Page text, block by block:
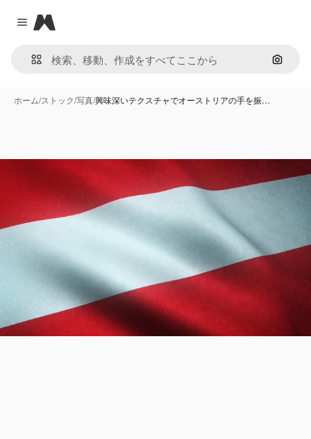
Close menu
Magnific
画像で
ホーム/ストック/写真/興味深いテクスチャでオーストリアの手を振…